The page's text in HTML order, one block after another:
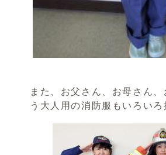
また、お父さん、お母さん
う大人用の消防服もいろいろ